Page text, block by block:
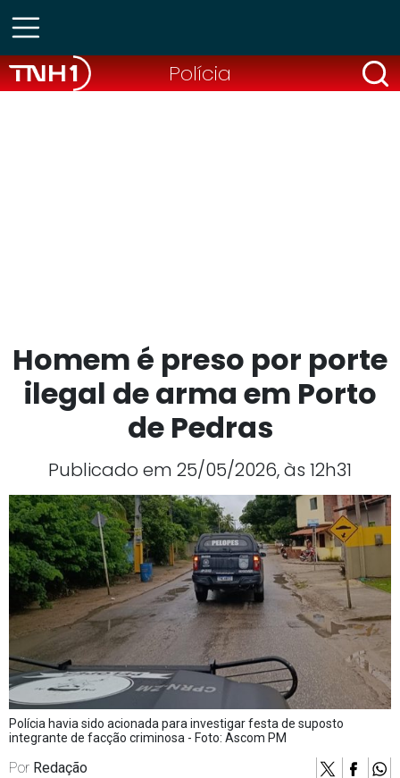
Polícia
Homem é preso por porte
ilegal de arma em Porto
de Pedras
Publicado em 25/05/2026, às 12h31
Polícia havia sido acionada para investigar festa de suposto
integrante de facção criminosa - Foto: Ascom PM
Por Redação